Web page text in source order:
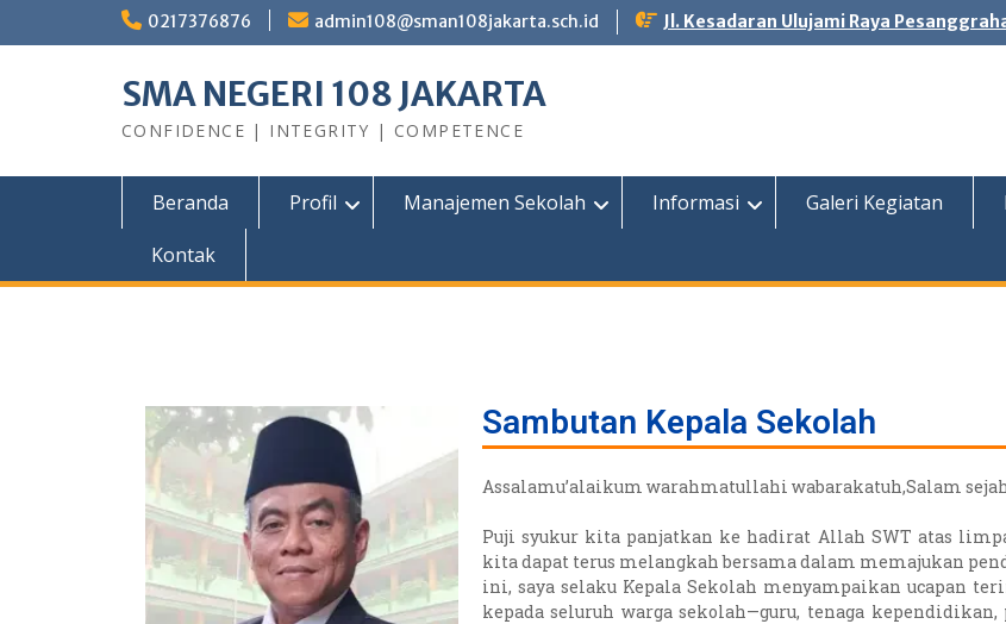
0217376876 admin108@sman108jakarta.sch.id Jl. Kesadaran Ulujami Raya
SMA NEGERI 108 JAKARTA
CONFIDENCE | INTEGRITY | COMPETENCE
Beranda Profil Manajemen Sekolah Informasi Galeri Kegiatan
Kontak
Sambutan Kepala Sekolah
Assalamu’alaikum warahmatullahi wabarakatuh,Salam
Puji syukur kita panjatkan ke hadirat Allah SWT atas
kita dapat terus melangkah bersama dalam memajukan
ini, saya selaku Kepala Sekolah menyampaikan ucapan
kepada seluruh warga sekolah—guru, tenaga